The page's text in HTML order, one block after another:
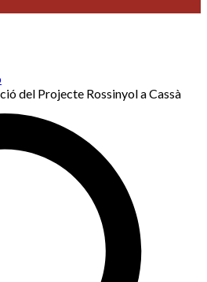
del Projecte Rossinyol a Cassà